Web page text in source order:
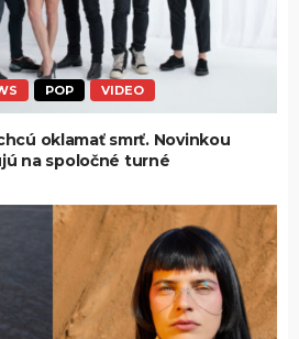
POP VIDEO
oklamať smrť. Novinkou
na spoločné turné